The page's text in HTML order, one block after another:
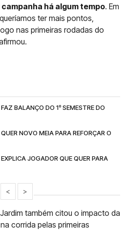
há algum tempo. Em
ter mais pontos,
nas primeiras rodadas do
BALANÇO DO 1º SEMESTRE DO
NOVO MEIA PARA REFORÇAR O
JOGADOR QUE QUER PARA
< >
também citou o impacto da
corrida pelas primeiras